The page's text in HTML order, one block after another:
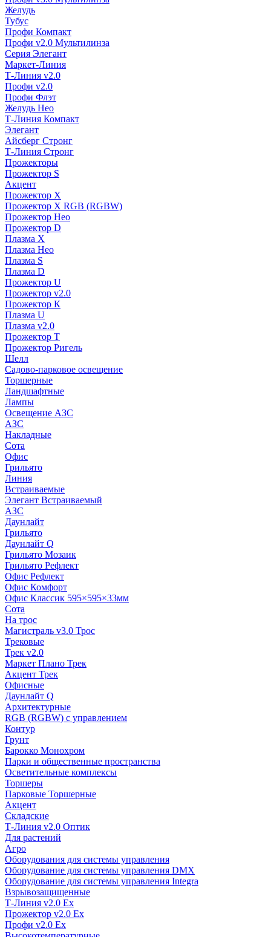
Желудь
Тубус
Профи Компакт
Профи v2.0 Мультилинза
Серия Элегант
Маркет-Линия
Т-Линия v2.0
Профи v2.0
Профи Флэт
Желудь Нео
Т-Линия Компакт
Элегант
Айсберг Стронг
Т-Линия Стронг
Прожекторы
Прожектор S
Акцент
Прожектор X
Прожектор Х RGB (RGBW)
Прожектор Нео
Прожектор D
Плазма X
Плазма Нео
Плазма S
Плазма D
Прожектор U
Прожектор v2.0
Прожектор К
Плазма U
Плазма v2.0
Прожектор Т
Прожектор Ригель
Шелл
Садово-парковое освещение
Торшерные
Ландшафтные
Лампы
Освещение АЗС
АЗС
Накладные
Сота
Офис
Грильято
Линия
Встраиваемые
Элегант Встраиваемый
АЗС
Даунлайт
Грильято
Даунлайт Q
Грильято Мозаик
Грильято Рефлект
Офис Рефлект
Офис Комфорт
Офис Классик 595×595×33мм
Сота
На трос
Магистраль v3.0 Трос
Трековые
Трек v2.0
Маркет Плано Трек
Акцент Трек
Офисные
Даунлайт Q
Архитектурные
RGB (RGBW) с управлением
Контур
Грунт
Барокко Монохром
Парки и общественные пространства
Осветительные комплексы
Торшеры
Парковые Торшерные
Акцент
Складские
Т-Линия v2.0 Оптик
Для растений
Агро
Оборудования для системы управления
Оборудование для системы управления DMX
Оборудование для системы управления Integra
Взрывозащищенные
Т-Линия v2.0 Ex
Прожектор v2.0 Ex
Профи v2.0 Ex